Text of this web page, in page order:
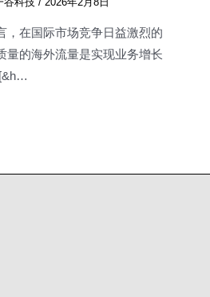
，在国际市场竞争日益激烈的
量的海外流量是实现业务增长